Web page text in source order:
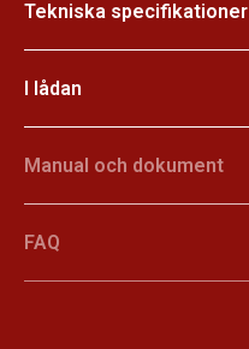
Tekniska specifikationer
I lådan
Manual och dokument
FAQ